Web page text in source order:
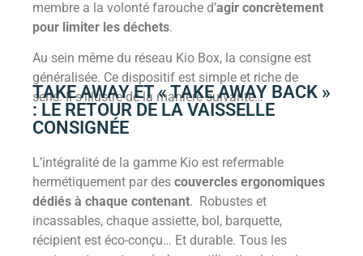
membre a la volonté farouche d’agir concrètement
pour limiter les déchets.
Au sein même du réseau Kio Box, la consigne est
généralisée. Ce dispositif est simple et riche de
sens. Il s’illustre de la manière suivante…
TAKE AWAY ET « TAKE AWAY BACK »
: LE RETOUR DE LA VAISSELLE
CONSIGNÉE
L’intégralité de la gamme Kio est refermable
hermétiquement par des couvercles ergonomiques
dédiés à chaque contenant. Robustes et
incassables, chaque assiette, bol, barquette,
récipient est éco-conçu… Et durable. Tous les